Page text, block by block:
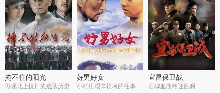
掩不住的阳光
再现北上抗日先遣队历史
好男好女
小村庄艰辛坎坷的往事
宜昌保卫战
石碑血战终迎胜利